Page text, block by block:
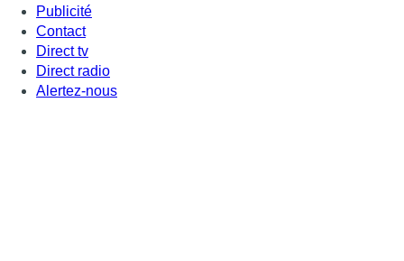
Publicité
Contact
Direct tv
Direct radio
Alertez-nous